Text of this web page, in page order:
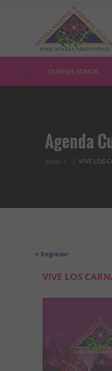
QUIÉNES SOMOS
Agenda
Inicio / / VIVE LOS
« Regresar
VIVE LOS